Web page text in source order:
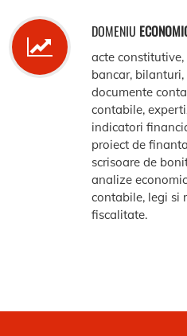
DOMENIU
acte
bancar,
documente
contabile,
indicatori
proiect de
scrisoare de
analize
contabile, legi si
fiscalitate.